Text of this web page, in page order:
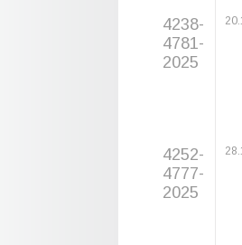
4238-
4781-
2025
4252-
4777-
2025